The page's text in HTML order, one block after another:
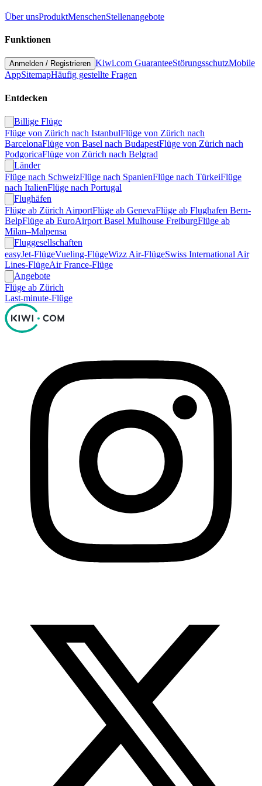
Über unsProduktMenschenStellenangebote
Funktionen
Anmelden / Registrieren Kiwi.com GuaranteeStörungsschutzMobile
AppSitemapHäufig gestellte Fragen
Entdecken
Billige Flüge
Flüge von Zürich nach IstanbulFlüge von Zürich nach
BarcelonaFlüge von Basel nach BudapestFlüge von Zürich nach
PodgoricaFlüge von Zürich nach Belgrad
Länder
Flüge nach SchweizFlüge nach SpanienFlüge nach TürkeiFlüge
nach ItalienFlüge nach Portugal
Flughäfen
Flüge ab Zürich AirportFlüge ab GenevaFlüge ab Flughafen Bern-
BelpFlüge ab EuroAirport Basel Mulhouse FreiburgFlüge ab
Milan–Malpensa
Fluggesellschaften
easyJet-FlügeVueling-FlügeWizz Air-FlügeSwiss International Air
Lines-FlügeAir France-Flüge
Angebote
Flüge ab Zürich
Last-minute-Flüge